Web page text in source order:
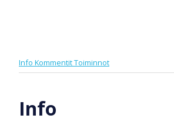
Info KommentitToiminnot
Info